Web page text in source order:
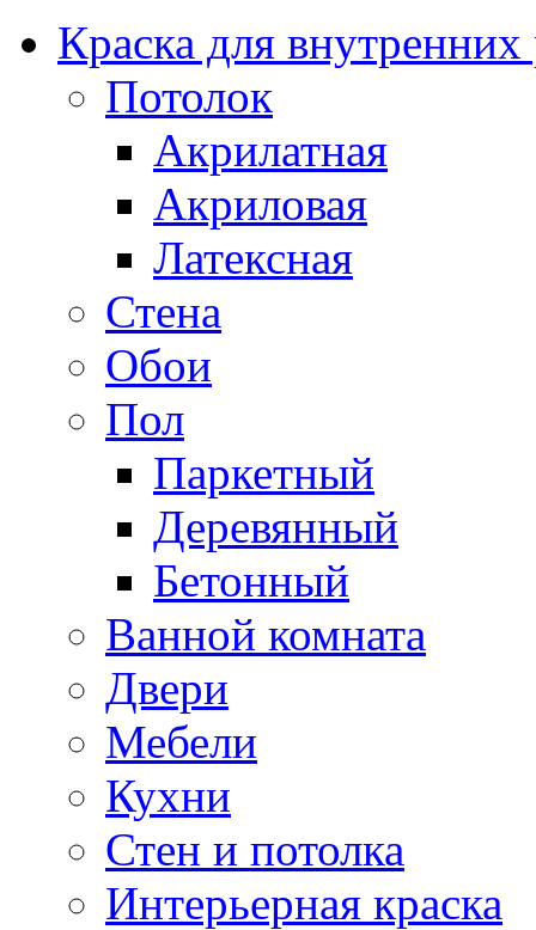
Краска для внутренних
Потолок
Акрилатная
Акриловая
Латексная
Стена
Обои
Пол
Паркетный
Деревянный
Бетонный
Ванной комната
Двери
Мебели
Кухни
Стен и потолка
Интерьерная краска